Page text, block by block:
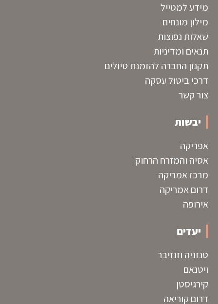
מידע למטייל
מילון מונחים
שאלות נפוצות
תנאים ומדיניות
תקנון החברה להזמנת טיולים
דרכי ביטול עסקה
צור קשר
יבשות
אפריקה
אסיה והמזרח הרחוק
מרכז אמריקה
דרום אמריקה
אירופה
יעדים
טנזניה וזנזיבר
ויטנאם
קירגיסטן
דרום קוריאה